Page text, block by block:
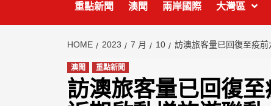
重點新聞 澳聞 兩岸國際 大灣區
HOME 2023 7 月 10 訪澳旅客量已回復至疫
澳聞 重點新聞
訪澳旅客量已回復